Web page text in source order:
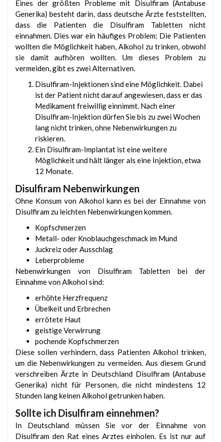
Eines der größten Probleme mit Disulfiram (Antabuse
Generika) besteht darin, dass deutsche Ärzte feststellten,
dass die Patienten die Disulfiram Tabletten nicht
einnahmen. Dies war ein häufiges Problem: Die Patienten
wollten die Möglichkeit haben, Alkohol zu trinken, obwohl
sie damit aufhören wollten. Um dieses Problem zu
vermeiden, gibt es zwei Alternativen.
Disulfiram-Injektionen sind eine Möglichkeit. Dabei
ist der Patient nicht darauf angewiesen, dass er das
Medikament freiwillig einnimmt. Nach einer
Disulfiram-Injektion dürfen Sie bis zu zwei Wochen
lang nicht trinken, ohne Nebenwirkungen zu
riskieren.
Ein Disulfiram-Implantat ist eine weitere
Möglichkeit und hält länger als eine Injektion, etwa
12 Monate.
Disulfiram Nebenwirkungen
Ohne Konsum von Alkohol kann es bei der Einnahme von
Disulfiram zu leichten Nebenwirkungen kommen.
Kopfschmerzen
Metall- oder Knoblauchgeschmack im Mund
Juckreiz oder Ausschlag
Leberprobleme
Nebenwirkungen von Disulfiram Tabletten bei der
Einnahme von Alkohol sind:
erhöhte Herzfrequenz
Übelkeit und Erbrechen
errötete Haut
geistige Verwirrung
pochende Kopfschmerzen
Diese sollen verhindern, dass Patienten Alkohol trinken,
um die Nebenwirkungen zu vermeiden. Aus diesem Grund
verschreiben Ärzte in Deutschland Disulfiram (Antabuse
Generika) nicht für Personen, die nicht mindestens 12
Stunden lang keinen Alkohol getrunken haben.
Sollte ich Disulfiram einnehmen?
In Deutschland müssen Sie vor der Einnahme von
Disulfiram den Rat eines Arztes einholen. Es ist nur auf